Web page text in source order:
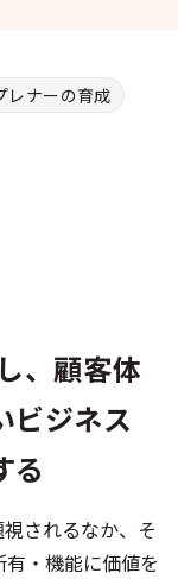
レナーの育成
、顧客体
ビジネス
る
されるなか、そ
・機能に価値を